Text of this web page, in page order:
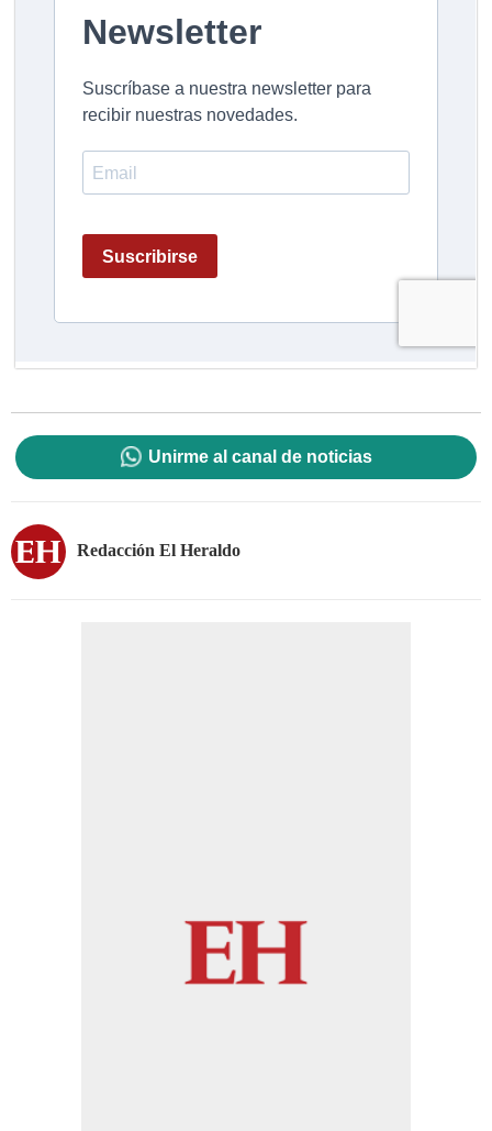
Unirme al canal de noticias
Redacción El Heraldo